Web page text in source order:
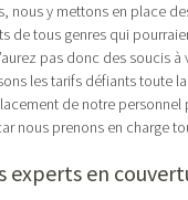
nous y mettons en place
de tous genres qui
pas donc des soucis
les tarifs défiants toute
de notre
nous prenons en charge
experts en